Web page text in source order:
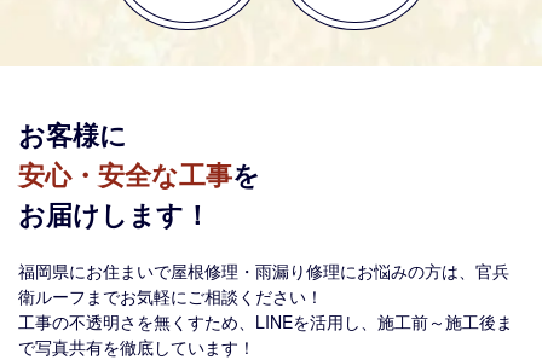
お客様に
安心・安全な工事を
お届けします！
福岡県にお住まいで屋根修理・雨漏り修理にお悩みの方は、官兵
衛ルーフまでお気軽にご相談ください！
工事の不透明さを無くすため、LINEを活用し、施工前～施工後ま
で写真共有を徹底しています！